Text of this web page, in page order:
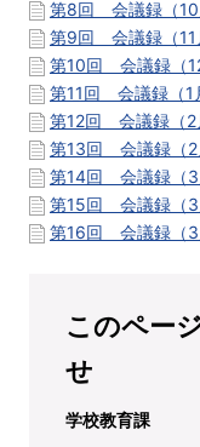
第8回 会議録（10
第9回 会議録（11
第10回 会議録（12
第11回 会議録（1
第12回 会議録（2
第13回 会議録（2
第14回 会議録（3
第15回 会議録（3
第16回 会議録（3
このペー
せ
学校教育課